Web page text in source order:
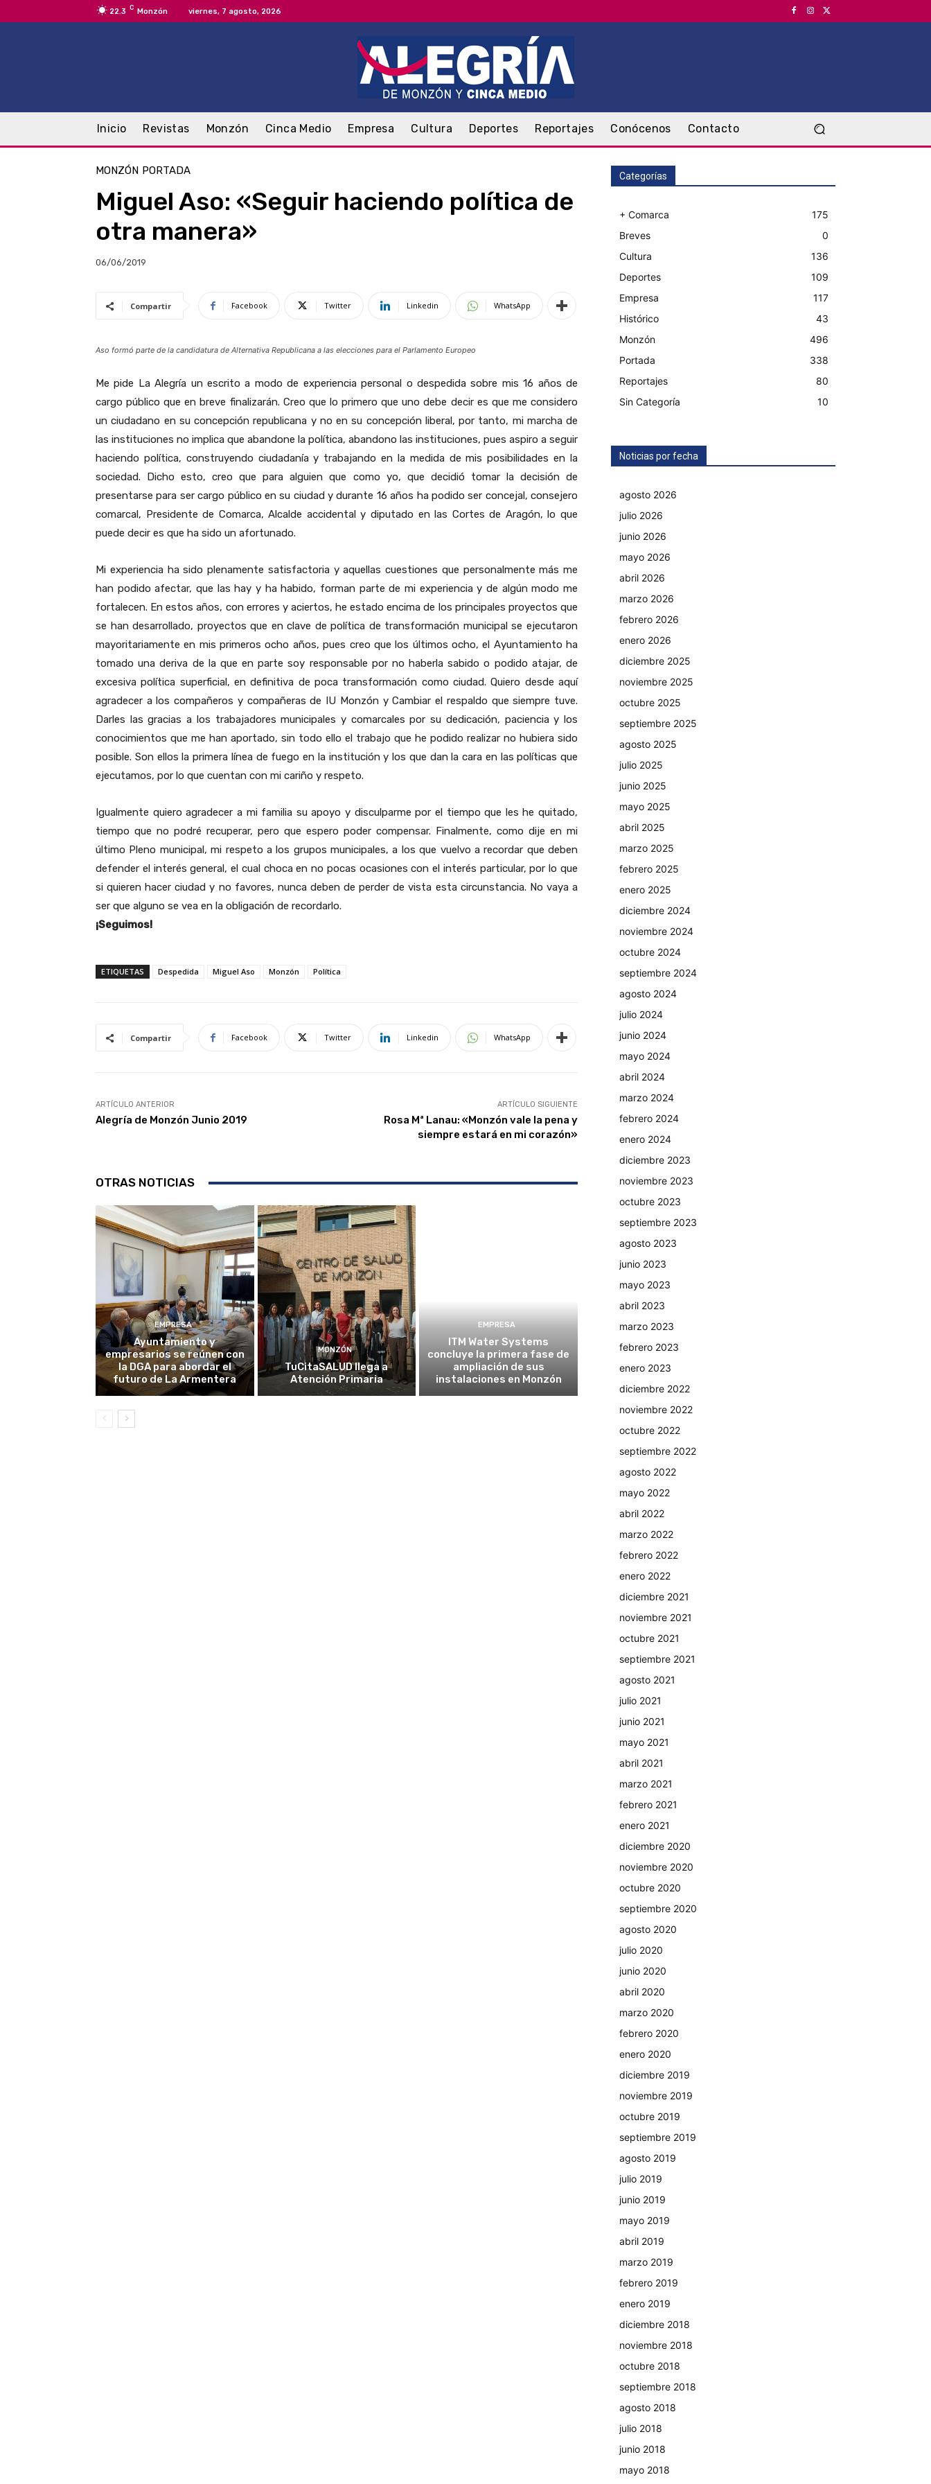
22.3 C Monzón viernes, 7 agosto, 2026
Inicio Revistas Monzón Cinca Medio Empresa Cultura Deportes Reportajes Conócenos Contacto
MONZÓN PORTADA
Miguel Aso: «Seguir haciendo política de
otra manera»
06/06/2019
Compartir Facebook Twitter Linkedin WhatsApp
Aso formó parte de la candidatura de Alternativa Republicana a las elecciones para el Parlamento Europeo
Me pide La Alegría un escrito a modo de experiencia personal o despedida sobre mis 16 años de
cargo público que en breve finalizarán. Creo que lo primero que uno debe decir es que me considero
un ciudadano en su concepción republicana y no en su concepción liberal, por tanto, mi marcha de
las instituciones no implica que abandone la política, abandono las instituciones, pues aspiro a seguir
haciendo política, construyendo ciudadanía y trabajando en la medida de mis posibilidades en la
sociedad. Dicho esto, creo que para alguien que como yo, que decidió tomar la decisión de
presentarse para ser cargo público en su ciudad y durante 16 años ha podido ser concejal, consejero
comarcal, Presidente de Comarca, Alcalde accidental y diputado en las Cortes de Aragón, lo que
puede decir es que ha sido un afortunado.
Mi experiencia ha sido plenamente satisfactoria y aquellas cuestiones que personalmente más me
han podido afectar, que las hay y ha habido, forman parte de mi experiencia y de algún modo me
fortalecen. En estos años, con errores y aciertos, he estado encima de los principales proyectos que
se han desarrollado, proyectos que en clave de política de transformación municipal se ejecutaron
mayoritariamente en mis primeros ocho años, pues creo que los últimos ocho, el Ayuntamiento ha
tomado una deriva de la que en parte soy responsable por no haberla sabido o podido atajar, de
excesiva política superficial, en definitiva de poca transformación como ciudad. Quiero desde aquí
agradecer a los compañeros y compañeras de IU Monzón y Cambiar el respaldo que siempre tuve.
Darles las gracias a los trabajadores municipales y comarcales por su dedicación, paciencia y los
conocimientos que me han aportado, sin todo ello el trabajo que he podido realizar no hubiera sido
posible. Son ellos la primera línea de fuego en la institución y los que dan la cara en las políticas que
ejecutamos, por lo que cuentan con mi cariño y respeto.
Igualmente quiero agradecer a mi familia su apoyo y disculparme por el tiempo que les he quitado,
tiempo que no podré recuperar, pero que espero poder compensar. Finalmente, como dije en mi
último Pleno municipal, mi respeto a los grupos municipales, a los que vuelvo a recordar que deben
defender el interés general, el cual choca en no pocas ocasiones con el interés particular, por lo que
si quieren hacer ciudad y no favores, nunca deben de perder de vista esta circunstancia. No vaya a
ser que alguno se vea en la obligación de recordarlo.
¡Seguimos!
ETIQUETAS Despedida Miguel Aso Monzón Política
Compartir Facebook Twitter Linkedin WhatsApp
ARTÍCULO ANTERIOR
Alegría de Monzón Junio 2019
ARTÍCULO SIGUIENTE
Rosa Mª Lanau: «Monzón vale la pena y
siempre estará en mi corazón»
OTRAS NOTICIAS
EMPRESA
Ayuntamiento y
empresarios se reúnen con
la DGA para abordar el
futuro de La Armentera
MONZÓN
TuCitaSALUD llega a
Atención Primaria
EMPRESA
ITM Water Systems
concluye la primera fase de
ampliación de sus
instalaciones en Monzón
Categorías
+ Comarca
175
Breves
0
Cultura
136
Deportes
109
Empresa
117
Histórico
43
Monzón
496
Portada
338
Reportajes
80
Sin Categoría
10
Noticias por fecha
agosto 2026
julio 2026
junio 2026
mayo 2026
abril 2026
marzo 2026
febrero 2026
enero 2026
diciembre 2025
noviembre 2025
octubre 2025
septiembre 2025
agosto 2025
julio 2025
junio 2025
mayo 2025
abril 2025
marzo 2025
febrero 2025
enero 2025
diciembre 2024
noviembre 2024
octubre 2024
septiembre 2024
agosto 2024
julio 2024
junio 2024
mayo 2024
abril 2024
marzo 2024
febrero 2024
enero 2024
diciembre 2023
noviembre 2023
octubre 2023
septiembre 2023
agosto 2023
junio 2023
mayo 2023
abril 2023
marzo 2023
febrero 2023
enero 2023
diciembre 2022
noviembre 2022
octubre 2022
septiembre 2022
agosto 2022
mayo 2022
abril 2022
marzo 2022
febrero 2022
enero 2022
diciembre 2021
noviembre 2021
octubre 2021
septiembre 2021
agosto 2021
julio 2021
junio 2021
mayo 2021
abril 2021
marzo 2021
febrero 2021
enero 2021
diciembre 2020
noviembre 2020
octubre 2020
septiembre 2020
agosto 2020
julio 2020
junio 2020
abril 2020
marzo 2020
febrero 2020
enero 2020
diciembre 2019
noviembre 2019
octubre 2019
septiembre 2019
agosto 2019
julio 2019
junio 2019
mayo 2019
abril 2019
marzo 2019
febrero 2019
enero 2019
diciembre 2018
noviembre 2018
octubre 2018
septiembre 2018
agosto 2018
julio 2018
junio 2018
mayo 2018